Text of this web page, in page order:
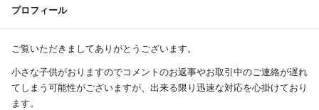
プロフィール
ご覧いただきましてありがとうございます。
小さな子供がおりますのでコメントのお返事やお取引中のご連絡が遅れ
てしまう可能性がございますが、出来る限り迅速な対応を心掛けており
ます。